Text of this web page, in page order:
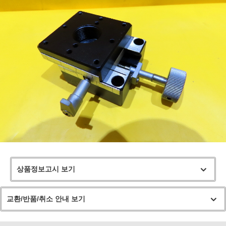
상품정보고시 보기
교환/반품/취소 안내 보기